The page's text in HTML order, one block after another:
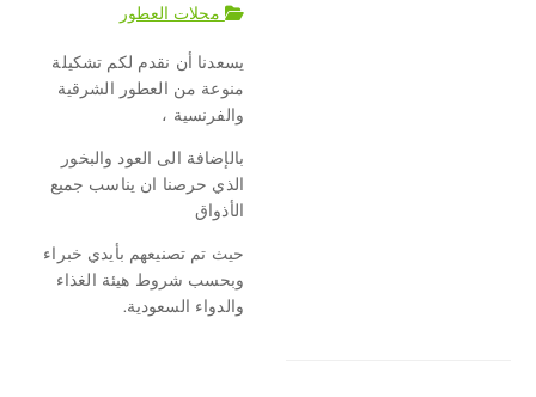
محلات العطور
يسعدنا أن نقدم لكم تشكيلة
منوعة من العطور الشرقية
والفرنسية ،
بالإضافة الى العود والبخور
الذي حرصنا ان يناسب جميع
الأذواق
حيث تم تصنيعهم بأيدي خبراء
وبحسب شروط هيئة الغذاء
والدواء السعودية.